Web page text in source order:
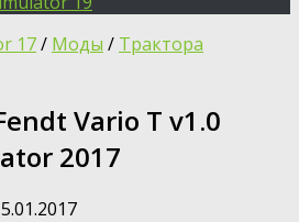
17/ Моды / Трактора
Vario T v1.0
2017